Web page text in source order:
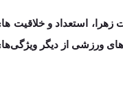
زهرا، استعداد و
ورزشی از دیگر